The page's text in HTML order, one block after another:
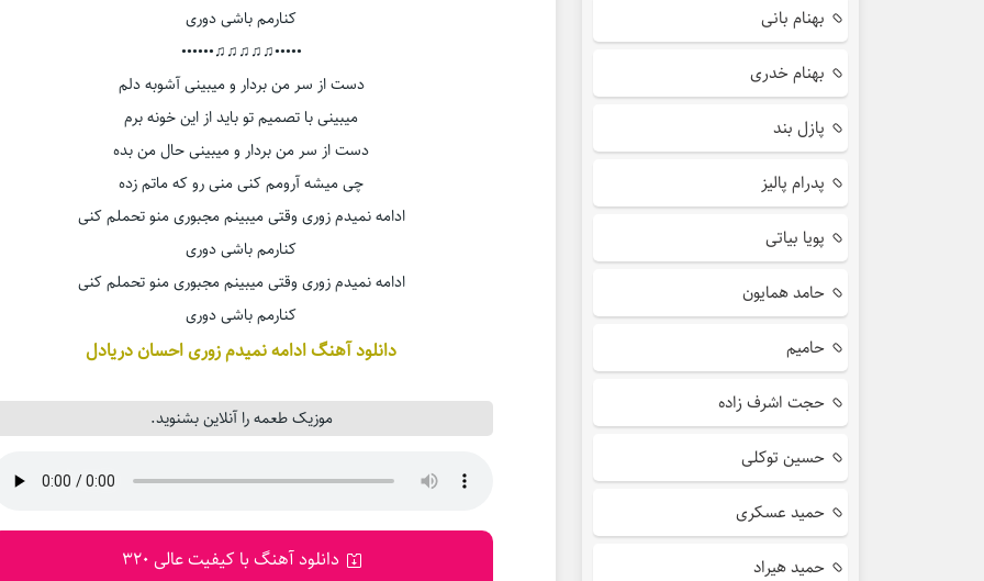
کنارمم باشی دوری
•••••♫♫♫♫♫••••••
دست از سر من بردار و میبینی آشوبه دلم
میبینی با تصمیم تو باید از این خونه برم
دست از سر من بردار و میبینی حال من بده
چی میشه آرومم کنی منی رو که ماتم زده
ادامه نمیدم زوری وقتی میبینم مجبوری منو تحملم کنی
کنارمم باشی دوری
ادامه نمیدم زوری وقتی میبینم مجبوری منو تحملم کنی
کنارمم باشی دوری
دانلود آهنگ ادامه نمیدم زوری احسان دریادل
موزیک طعمه را آنلاین بشنوید.
دانلود آهنگ با کیفیت عالی 320
بهنام بانی
بهنام خدری
پازل بند
پدرام پالیز
پویا بیاتی
حامد همایون
حامیم
حجت اشرف زاده
حسین توکلی
حمید عسکری
حمید هیراد